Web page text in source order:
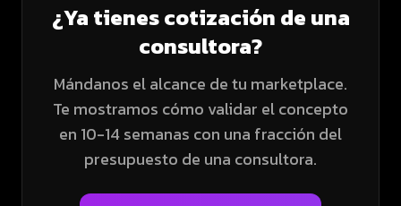
¿Ya tienes cotización de una
consultora?
Mándanos el alcance de tu marketplace.
Te mostramos cómo validar el concepto
en 10-14 semanas con una fracción del
presupuesto de una consultora.